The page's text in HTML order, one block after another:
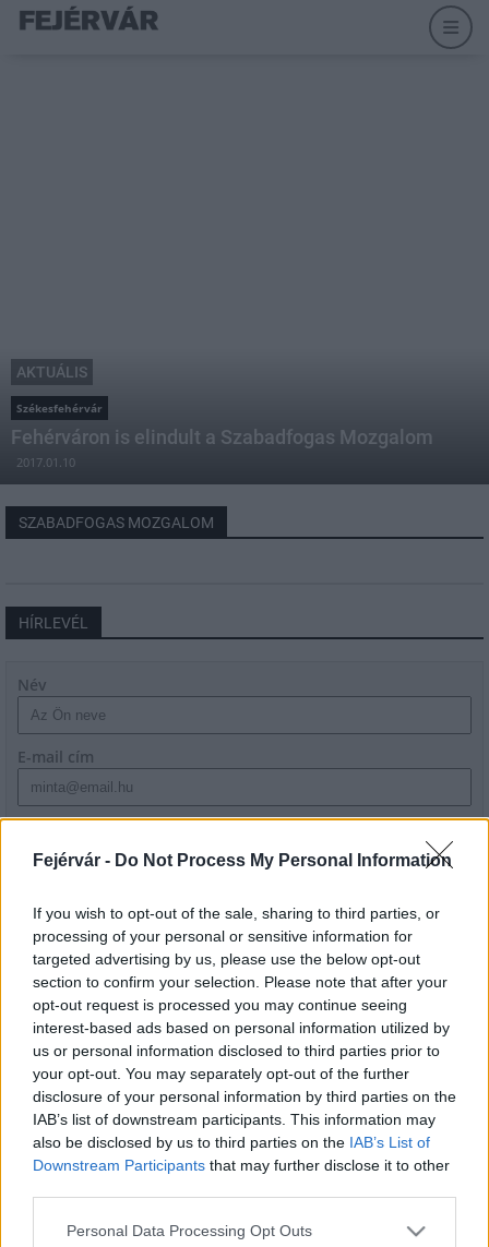
Fejérvár - Do Not Process My Personal Information
If you wish to opt-out of the sale, sharing to third parties, or
processing of your personal or sensitive information for
targeted advertising by us, please use the below opt-out
section to confirm your selection. Please note that after your
opt-out request is processed you may continue seeing
interest-based ads based on personal information utilized by
us or personal information disclosed to third parties prior to
your opt-out. You may separately opt-out of the further
disclosure of your personal information by third parties on the
IAB’s list of downstream participants. This information may
also be disclosed by us to third parties on the IAB’s List of
Downstream Participants that may further disclose it to other
Please note that this website/app uses one or more Google
Personal Data Processing Opt Outs
AKTUÁLIS
Székesfehérvár
Fehérváron is elindult a Szabadfogas Mozgalom
2017.01.10
SZABADFOGAS MOZGALOM
HÍRLEVÉL
Név
E-mail cím
szabályzatot!
LEGFRISSEBB
Országos hírek
Megérkezett az eső a Duna vízgyűjtőjére
Aktuális
Paks II.: Mit jelent az 5. blokk új
árnyékában?